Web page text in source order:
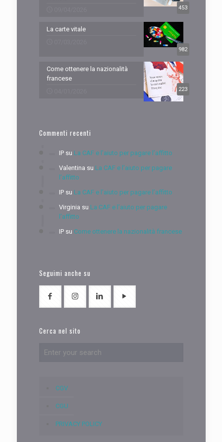
453
982
La carte vitale
223
Come ottenere la nazionalità
francese
Commenti recenti
IPsu La CAF e l’aiuto per pagare l’affitto
Valentina su La CAF e l’aiuto per pagare
l’affitto
IPsu La CAF e l’aiuto per pagare l’affitto
Virginia su La CAF e l’aiuto per pagare
l’affitto
IPsu Come ottenere la nazionalità francese
Seguimi anche su
Cerca nel sito
CGV
CGU
PRIVACY POLICY